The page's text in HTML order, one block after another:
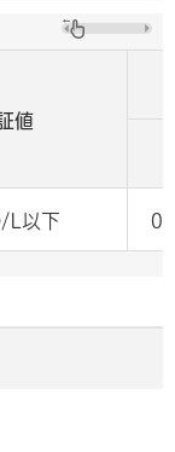
値
L以下